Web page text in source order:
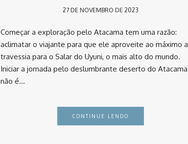
27 DE NOVEMBRO DE 2023
Começar a exploração pelo Atacama tem uma razão:
aclimatar o viajante para que ele aproveite ao máximo a
travessia para o Salar do Uyuni, o mais alto do mundo. ⠀
Iniciar a jornada pelo deslumbrante deserto do Atacama
não é…
CONTINUE LENDO